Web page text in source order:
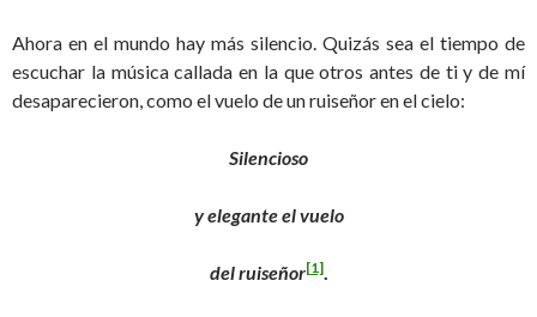
Ahora en el mundo hay más silencio. Quizás sea el tiempo de
escuchar la música callada en la que otros antes de ti y de mí
desaparecieron, como el vuelo de un ruiseñor en el cielo:
Silencioso
y elegante el vuelo
del ruiseñor[1].